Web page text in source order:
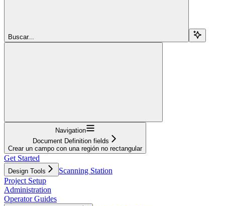
Buscar...
Navigation
Document Definition fields
Crear un campo con una región no rectangular
Get Started
Design Tools
Scanning Station
Project Setup
Administration
Operator Guides